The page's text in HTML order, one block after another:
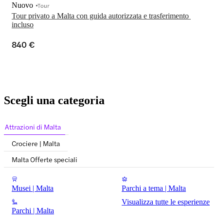
Tour privato a Malta con guida autorizzata e trasferimento
incluso
Nuovo Tour
840 €
Scegli una categoria
Attrazioni di Malta
Crociere | Malta
Malta Offerte speciali
Musei | Malta Parchi a tema | Malta
Parchi | Malta
Visualizza tutte le esperienze